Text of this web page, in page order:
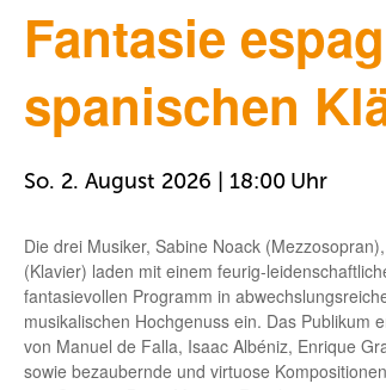
Fantasie
spanischen
So. 2. August 2026 | 18:00
Die drei Musiker, Sabine Noack
(Klavier) laden mit einem feurig-
fantasievollen Programm in
musikalischen Hochgenuss ein. Das Publikum
von Manuel de Falla, Isaac Albéniz, Enrique
sowie bezaubernde und virtuose